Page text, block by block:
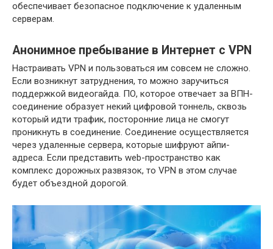
обеспечивает безопасное подключение к удаленным
серверам.
Анонимное пребывание в Интернет с VPN
Настраивать VPN и пользоваться им совсем не сложно.
Если возникнут затруднения, то можно заручиться
поддержкой видеогайда. ПО, которое отвечает за ВПН-
соединение образует некий цифровой тоннель, сквозь
который идти трафик, посторонние лица не смогут
проникнуть в соединение. Соединение осуществляется
через удаленные сервера, которые шифруют айпи-
адреса. Если представить web-пространство как
комплекс дорожных развязок, то VPN в этом случае
будет объездной дорогой.